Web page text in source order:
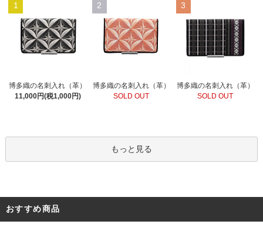
1
博多織の名刺入れ（革）
11,000円(税1,000円)
2
博多織の名刺入れ（革）
SOLD OUT
3
博多織の名刺入れ（革）
SOLD OUT
もっと見る
おすすめ商品